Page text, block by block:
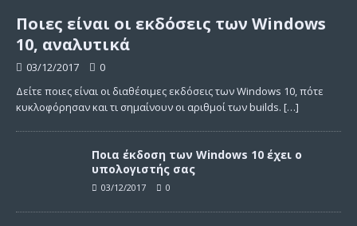
Ποιες είναι οι εκδόσεις των Windows
10, αναλυτικά
03/12/2017
0
Δείτε ποιες είναι οι διαθέσιμες εκδόσεις των Windows 10, πότε
κυκλοφόρησαν και τι σημαίνουν οι αριθμοί των builds. […]
Ποια έκδοση των Windows 10 έχει ο
υπολογιστής σας
03/12/2017 0